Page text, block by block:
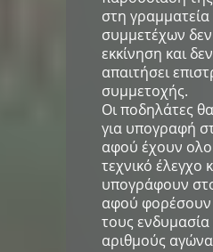
στη
συμμετέχων
εκκίνηση και
απαιτήσει
συμμετοχής.
Οι ποδηλάτες
για υπογραφή
αφού έχουν
τεχνικό έλεγχο
υπογράφουν
αφού φορέσουν
τους ενδυμασία
αριθμούς